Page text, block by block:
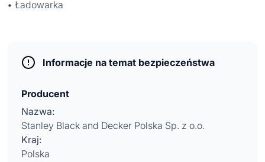
• Ładowarka
Informacje na temat bezpieczeństwa
Producent
Nazwa:
Stanley Black and Decker Polska Sp. z o.o.
Kraj:
Polska